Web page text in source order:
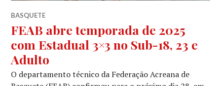
BASQUETE
FEAB abre temporada de 2025
com Estadual 3×3 no Sub-18, 23 e
Adulto
O departamento técnico da Federação Acreana de